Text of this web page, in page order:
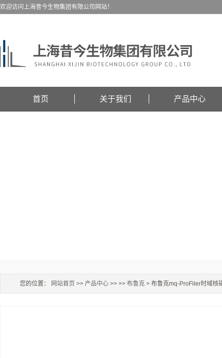
欢迎访问上海昔今生物集团有限公司网站！
首页 关于我们 产品中心
您的位置： 网站首页 >> 产品中心 >> >> 布鲁克 > 布鲁克mq-ProFiler时域核